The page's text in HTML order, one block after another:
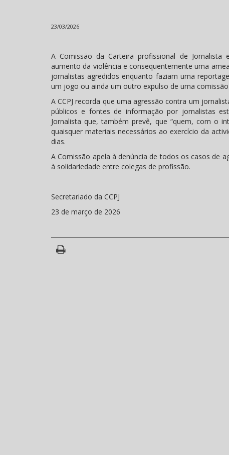
23/03/2026
A Comissão da Carteira profissional de
aumento da violência e consequentemente uma
jornalistas agredidos enquanto faziam uma
um jogo ou ainda um outro expulso de uma
A CCPJ recorda que uma agressão contra um
públicos e fontes de informação por jornalistas
Jornalista que, também prevê, que “quem, com o
quaisquer materiais necessários ao exercício da
dias.
A Comissão apela à denúncia de todos os casos de
à solidariedade entre colegas de profissão.
Secretariado da CCPJ
23 de março de 2026